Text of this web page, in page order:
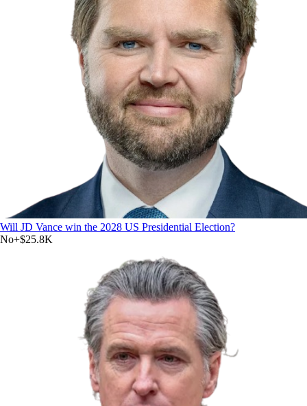
Will JD Vance win the 2028 US Presidential Election?
No+$25.8K